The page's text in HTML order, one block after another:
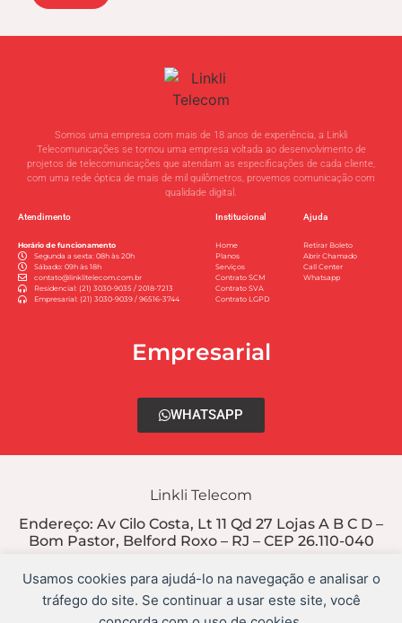
Usamos cookies para ajudá-lo na navegação e analisar o
tráfego do site. Se continuar a usar este site, você
Somos uma empresa com mais de 18 anos de experiência, a Linkli
Telecomunicações se tornou uma empresa voltada ao desenvolvimento de
projetos de telecomunicações que atendam as especificações de cada cliente,
com uma rede óptica de mais de mil quilômetros, provemos comunicação com
qualidade digital.
Atendimento
Horário de funcionamento
Segunda a sexta: 08h às 20h
Sábado: 09h às 18h
contato@linklitelecom.com.br
Residencial: (21) 3030-9035 / 2018-7213
Empresarial: (21) 3030-9039 / 96516-3744
Institucional
Home
Planos
Serviços
Contrato SCM
Contrato SVA
Contrato LGPD
Ajuda
Retirar Boleto
Abrir Chamado
Call Center
Whatsapp
Empresarial
WHATSAPP
Linkli Telecom
Endereço: Av Cilo Costa, Lt 11 Qd 27 Lojas A B C D –
Bom Pastor, Belford Roxo – RJ – CEP 26.110-040